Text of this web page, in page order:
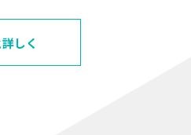
しく